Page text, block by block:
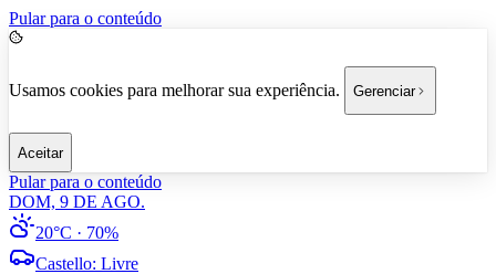
Pular para o conteúdo
Usamos cookies para melhorar sua experiência. Gerenciar
Aceitar
Pular para o conteúdo
DOM, 9 DE AGO.
20°C · 70%
Castello: Livre